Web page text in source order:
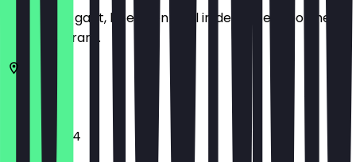
Voordat je gaat, boek een deal in de app en toon het in
het restaurant.
Leiden
Aalmarkt 14